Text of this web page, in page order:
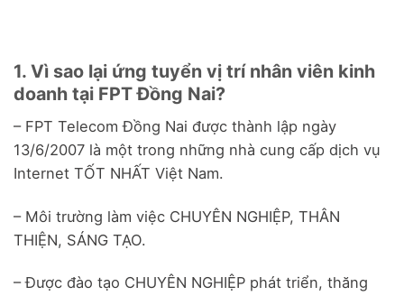
1. Vì sao lại ứng tuyển vị trí nhân viên kinh
doanh tại FPT Đồng Nai?
– FPT Telecom Đồng Nai được thành lập ngày
13/6/2007 là một trong những nhà cung cấp dịch vụ
Internet TỐT NHẤT Việt Nam.
– Môi trường làm việc CHUYÊN NGHIỆP, THÂN
THIỆN, SÁNG TẠO.
– Được đào tạo CHUYÊN NGHIỆP phát triển, thăng